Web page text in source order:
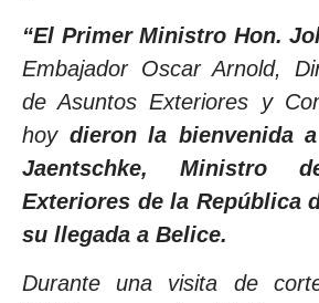
“El Primer Ministro Hon.
Embajador Oscar Arnold,
de Asuntos Exteriores y
hoy dieron la bienvenida
Jaentschke, Ministro
Exteriores de la República
su llegada a Belice.
Durante una visita de